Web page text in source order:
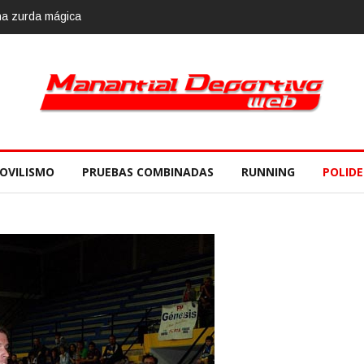
Calvario Race 2018, 10 de noviembre
PRUEBAS COMBINADAS RUNNING